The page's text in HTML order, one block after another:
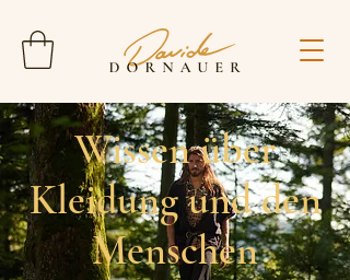
Wissen über
Kleidung und den
Menschen